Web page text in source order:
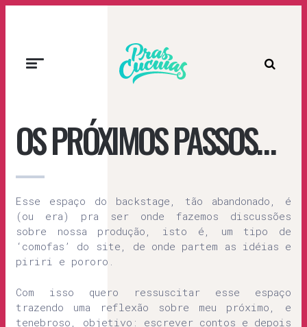
Prascucuias
OS PRÓXIMOS PASSOS…
Esse espaço do backstage, tão abandonado, é
(ou era) pra ser onde fazemos discussões
sobre nossa produção, isto é, um tipo de
‘comofas’ do site, de onde partem as idéias e
piriri e pororo.
Com isso quero ressuscitar esse espaço
trazendo uma reflexão sobre meu próximo, e
tenebroso, objetivo: escrever contos e depois